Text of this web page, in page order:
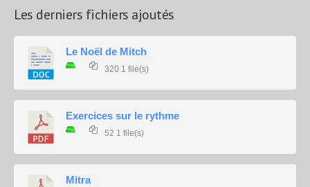
Les derniers fichiers ajoutés
Le Noël de Mitch
320 1 file(s)
Exercices sur le rythme
52 1 file(s)
Mitra